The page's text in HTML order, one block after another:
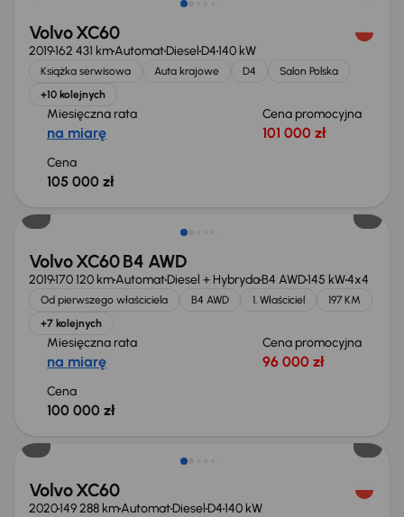
Volvo XC60
2019162 431 kmAutomatDiesel D4140 kW
Książka serwisowa Auta krajowe D4
Salon Polska
+10 kolejnych
Miesięczna rata
na miarę
Cena promocyjna
101 000 zł
Cena
105 000 zł
Volvo XC60 B4 AWD
2019170 120 kmAutomatDiesel + HybrydaB4 AWD145 kW4x4
Od pierwszego właściciela B4 AWD 1. Właściciel
197 KM
+7 kolejnych
Miesięczna rata
na miarę
Cena promocyjna
96 000 zł
Cena
100 000 zł
Volvo XC60
2020149 288 kmAutomatDiesel D4140 kW